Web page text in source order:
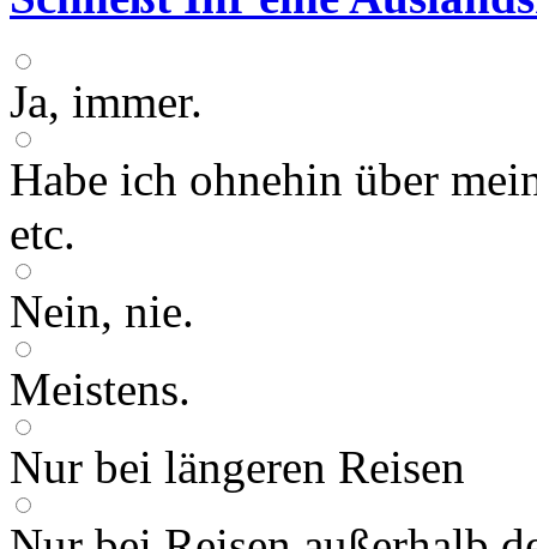
Ja, immer.
Habe ich ohnehin über
etc.
Nein, nie.
Meistens.
Nur bei längeren Reisen